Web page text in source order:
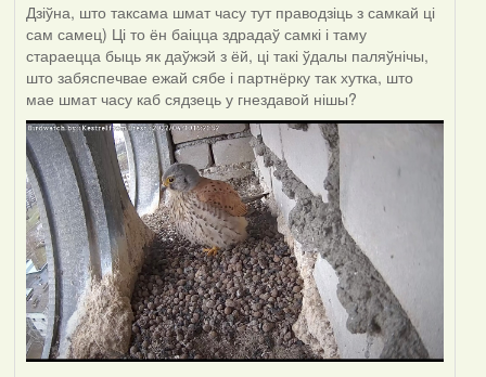
Дзіўна, што таксама шмат часу тут праводзіць з самкай ці
сам самец) Ці то ён баіцца здрадаў самкі і таму
стараецца быць як даўжэй з ёй, ці такі ўдалы паляўнічы,
што забяспечвае ежай сябе і партнёрку так хутка, што
мае шмат часу каб сядзець у гнездавой нішы?